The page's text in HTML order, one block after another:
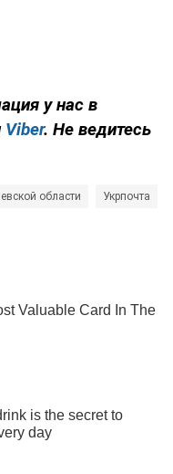
у нас в
Viber. Не ведитесь
области Укрпочта